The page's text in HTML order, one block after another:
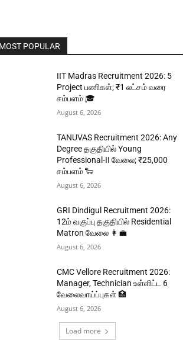
MOST POPULAR
IIT Madras Recruitment 2026: 5
Project பணிகள்; ₹1 லட்சம் வரை
சம்பளம் 🎓
August 6, 2026
TANUVAS Recruitment 2026: Any
Degree தகுதியில் Young
Professional-II வேலை; ₹25,000
சம்பளம் 🐑
August 6, 2026
GRI Dindigul Recruitment 2026:
12ம் வகுப்பு தகுதியில் Residential
Matron வேலை 👩‍💼
August 6, 2026
CMC Vellore Recruitment 2026:
Manager, Technician உள்ளிட்ட 6
வேலைவாய்ப்புகள் 🏥
August 6, 2026
Load more